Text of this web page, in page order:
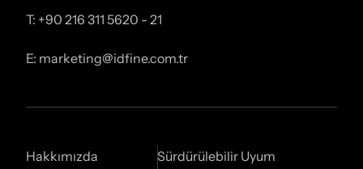
T: +90 216 311 5620 - 21
E: marketing@idfine.com.tr
Hakkımızda
Sürdürülebilir Uyum